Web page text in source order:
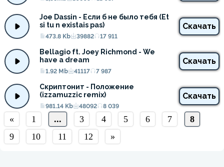
Joe Dassin - Если б не было тебя (Et
si tu n existais pas)
473.8 Kb 39882 17 911
Скачать
Bellagio ft. Joey Richmond - We
have a dream
1.92 Mb 41117 7 987
Скачать
Скриптонит - Положение
(izzamuzzic remix)
981.14 Kb 48092 8 039
Скачать
« 1 ... 3 4 5 6 7
8
9
10 11 12 »